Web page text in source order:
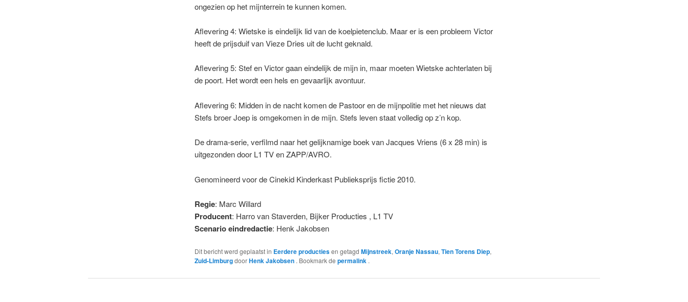
ongezien op het mijnterrein te kunnen komen.
Aflevering 4: Wietske is eindelijk lid van de koelpietenclub. Maar er is een probleem Victor
heeft de prijsduif van Vieze Dries uit de lucht geknald.
Aflevering 5: Stef en Victor gaan eindelijk de mijn in, maar moeten Wietske achterlaten bij
de poort. Het wordt een hels en gevaarlijk avontuur.
Aflevering 6: Midden in de nacht komen de Pastoor en de mijnpolitie met het nieuws dat
Stefs broer Joep is omgekomen in de mijn. Stefs leven staat volledig op z’n kop.
De drama-serie, verfilmd naar het gelijknamige boek van Jacques Vriens (6 x 28 min) is
uitgezonden door L1 TV en ZAPP/AVRO.
Genomineerd voor de Cinekid Kinderkast Publieksprijs fictie 2010.
Regie: Marc Willard
Producent: Harro van Staverden, Bijker Producties , L1 TV
Scenario eindredactie: Henk Jakobsen
Dit bericht werd geplaatst in Eerdere productiesen getagd Mijnstreek, Oranje Nassau, Tien Torens Diep,
Zuid-LimburgdoorHenk Jakobsen . Bookmark de permalink .